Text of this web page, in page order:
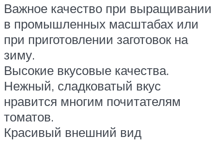
Важное качество при выращивании
в промышленных масштабах или
при приготовлении заготовок на
зиму.
Высокие вкусовые качества.
Нежный, сладковатый вкус
нравится многим почитателям
томатов.
Красивый внешний вид